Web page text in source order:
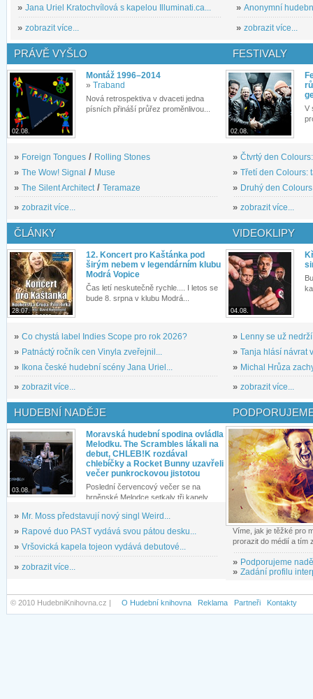
» Jana Uriel Kratochvílová s kapelou Illuminati.ca...
» zobrazit více...
» Anonymní
» zobrazit více...
PRÁVĚ VYŠLO
02.08.
Montáž 1996–2014
» Traband
Nová retrospektiva v dvaceti jedna
písních přináší průřez proměnlivou...
» Foreign Tongues / Rolling Stones
» The Wow! Signal / Muse
» The Silent Architect / Teramaze
» zobrazit více...
FESTIVALY
02.08.
V
» Čtvrtý den
» Třetí den Colours:
» Druhý den
» zobrazit více...
ČLÁNKY
28.07.
12. Koncert pro Kaštánka pod
širým nebem v legendárním klubu
Modrá Vopice
Čas letí neskutečně rychle.... I letos se
bude 8. srpna v klubu Modrá...
» Co chystá label Indies Scope pro rok 2026?
» Patnáctý ročník cen Vinyla zveřejnil...
»
Ikona české hudební scény Jana Uriel...
» zobrazit více...
VIDEOKLIPY
04.08.
» Lenny se už
» Tanja hlásí návrat
» Michal Hrůza
» zobrazit více...
HUDEBNÍ NADĚJE
03.08.
Moravská hudební spodina ovládla
Melodku. The Scrambles lákali na
debut, CHLEB!K rozdával
chlebíčky a Rocket Bunny uzavřeli
večer punkrockovou jistotou
Poslední červencový večer se na
brněnské Melodce setkaly tři kapely...
» Mr. Moss představují nový singl Weird...
» Rapové duo PAST vydává svou pátou desku...
» Vršovická kapela tojeon vydává debutové...
» zobrazit více...
Víme, jak je těžké pro
prorazit do médií a tím
» Podporujeme
» Zadání profilu
© 2010 HudebniKnihovna.cz | O Hudební knihovna Reklama Partneři Kontakty